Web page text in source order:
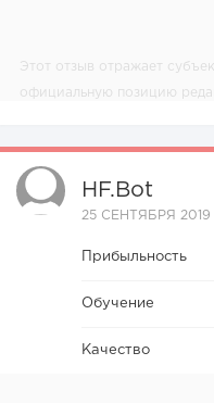
Этот отзыв отражает
официальную позицию
HF.bot
25 СЕНТЯБРЯ 2019
Прибыльность
Обучение
Качество